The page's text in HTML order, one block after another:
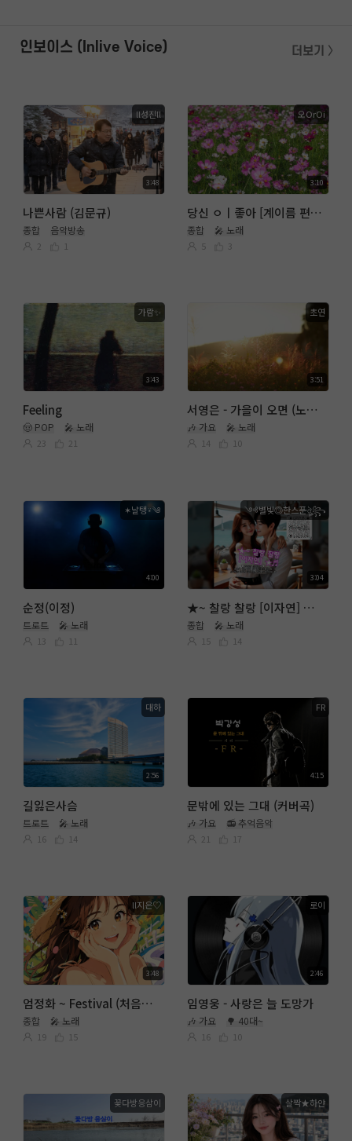
인보이스 (Inlive Voice) 더보기 〉
3:48
ll성진ll
나쁜사람 (김문규)
종합 음악방송
2 1
3:10
오OrOi
당신 ㅇㅣ좋아 [계이름 편곡 🎤 남진&장윤정
종합 🎤 노래
5 3
3:43
가람✨️
Feeling
🤠 POP 🎤 노래
23 21
3:51
초연
서영은 - 가을이 오면 (노래. 초연) 따라 부르기
🎶 가요 🎤 노래
14 10
4:00
✶날탱⍣༄
순정(이정)
트로트 🎤 노래
13 11
3:04
༺별빛◎한스푼ঔৣ꧂
★~ 찰랑 찰랑 [이자연] ★ ♬ 2026 0808 Sat No, 852 ♬ ★ 노래 읽는 남자 ༺별빛◎한스푼ঔৣ꧂ ♬
종합 🎤 노래
15 14
2:56
대하
길잃은사슴
트로트 🎤 노래
16 14
4:15
FR
문밖에 있는 그대 (커버곡)
🎶 가요 📻 추억음악
21 17
3:48
ll지은♡
엄정화 ~ Festival (처음도전곡) 영어땡이는 대충
종합 🎤 노래
19 15
2:46
로이
임영웅 - 사랑은 늘 도망가
🎶 가요 🌳 40대~
16 10
꽃다방응삼이 살짝★하얀